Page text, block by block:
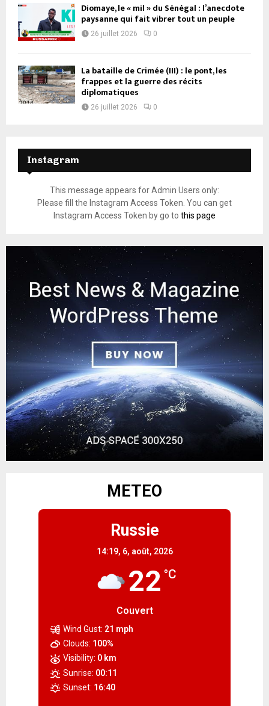
Diomaye, le « mil » du Sénégal : l’anecdote
paysanne qui fait vibrer tout un peuple
26 juillet 2026 0
La bataille de Crimée (III) : le pont, les
frappes et la guerre des récits
diplomatiques
26 juillet 2026 0
Instagram
This message appears for Admin Users only:
Please fill the Instagram Access Token. You can get
Instagram Access Token by go to this page
METEO
Russie
14:19, 6, août, 2026
22 °C
Couvert
Wind Gust: 21 mph
Clouds: 100%
Visibility: 0 km
Sunrise: 00:11
Sunset: 16:40